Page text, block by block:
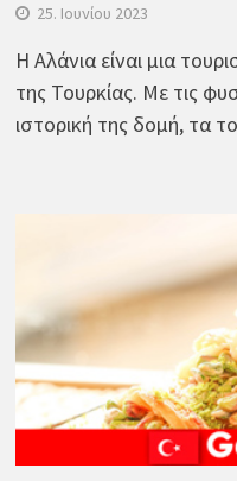
25. Ιουνίου 2023
Η Αλάνια είναι μια
της Τουρκίας. Με τις
ιστορική της δομή, τα